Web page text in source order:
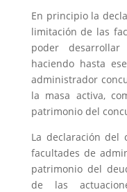
En principio la
limitación de las
poder
haciendo hasta
administrador
la masa activa,
patrimonio del
La declaración del
facultades de
patrimonio del
de las